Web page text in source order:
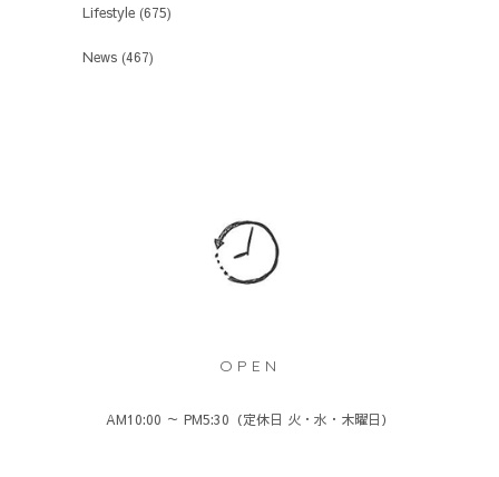
Lifestyle (675)
News (467)
OPEN
AM10:00 ～ PM5:30（定休日 火・水・木曜日）